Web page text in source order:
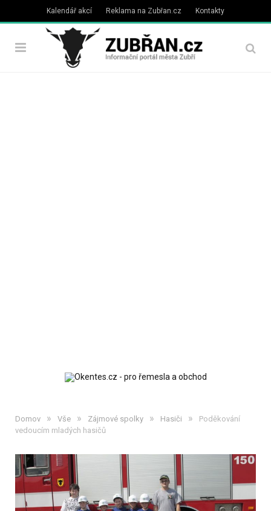
Kalendář akcí Reklama na Zubřan.cz Kontakty
Domov » Vše » Zájmové spolky » Hasiči »
Poděkování
vedoucím mladých hasičů